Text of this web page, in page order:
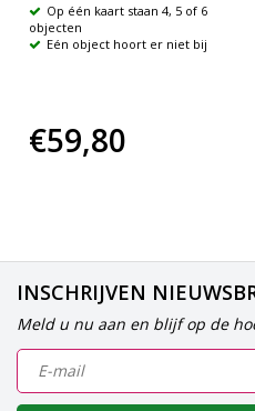
Op één kaart staan 4, 5 of 6
objecten
Eén object hoort er niet bij
€59,80
INSCHRIJVEN
Meld u nu aan en blijf op de